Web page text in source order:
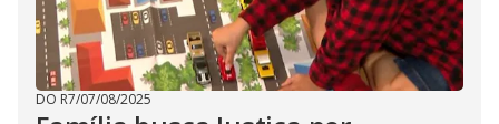
DO R7/07/08/2025